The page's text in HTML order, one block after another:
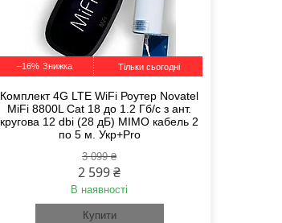
–16% Тільки сьогодні
Комплект 4G LTE WiFi Роутер Novatel
MiFi 8800L Cat 18 до 1.2 Гб/с з ант.
кругова 12 dbi (28 дБ) MIMO кабель 2
по 5 м. Укр+Pro
3 099 ₴
2 599 ₴
В наявності
Купити